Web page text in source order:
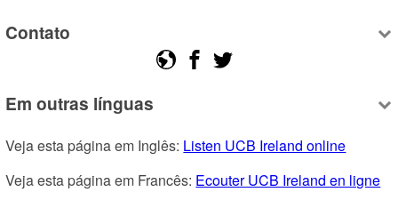
Contato
Em outras línguas
Veja esta página em Inglês: Listen UCB Ireland online
Veja esta página em Francês: Ecouter UCB Ireland en ligne